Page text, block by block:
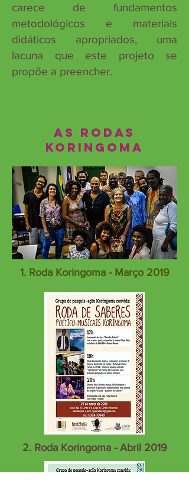
carece de fundamentos
metodológicos e materiais
didáticos apropriados, uma
lacuna que este projeto se
propõe a preencher.
As Rodas
Koringoma
1. Roda Koringoma - Março 2019
2. Roda Koringoma - Abril 2019